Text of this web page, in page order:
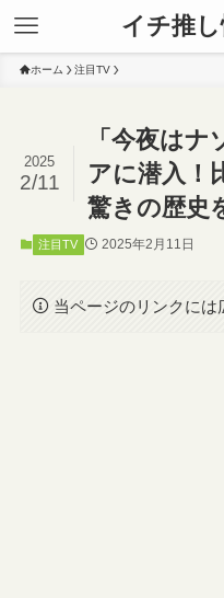
イチ推
ホーム 注目TV
「今夜は
アに潜入！
驚きの歴史
2025
2/11
注目TV 2025年2月11日
当ページのリンクには